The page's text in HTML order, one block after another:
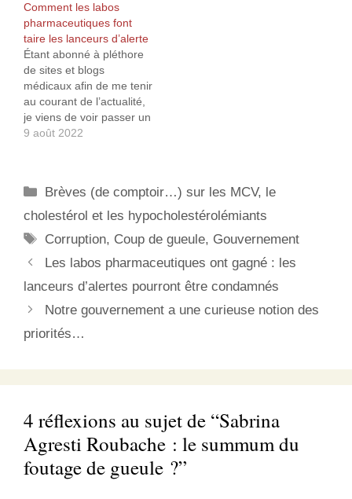
ROUBACHE, secrétaire
d'État auprès du ministre
de l'intérieur et des outre-
mer, chargée de la
citoyenneté et auprès du
ministre de l'intérieur et
des…
Comment les labos
pharmaceutiques font
taire les lanceurs d’alerte
Étant abonné à pléthore
de sites et blogs
médicaux afin de me tenir
au courant de l’actualité,
je viens de voir passer un
article étonnant (et
ayant publié des rapports
sur la sécurité, l'efficacité
ou l'intégrité des données
de médicaments et…
9 août 2022
Catégories
Brèves (de comptoir…) sur les MCV, le
cholestérol et les hypocholestérolémiants
Étiquettes
Corruption, Coup de gueule, Gouvernement
Les labos pharmaceutiques ont gagné : les
lanceurs d’alertes pourront être condamnés
Notre gouvernement a une curieuse notion des
priorités…
4 réflexions au sujet de “Sabrina
Agresti Roubache : le summum du
foutage de gueule ?”